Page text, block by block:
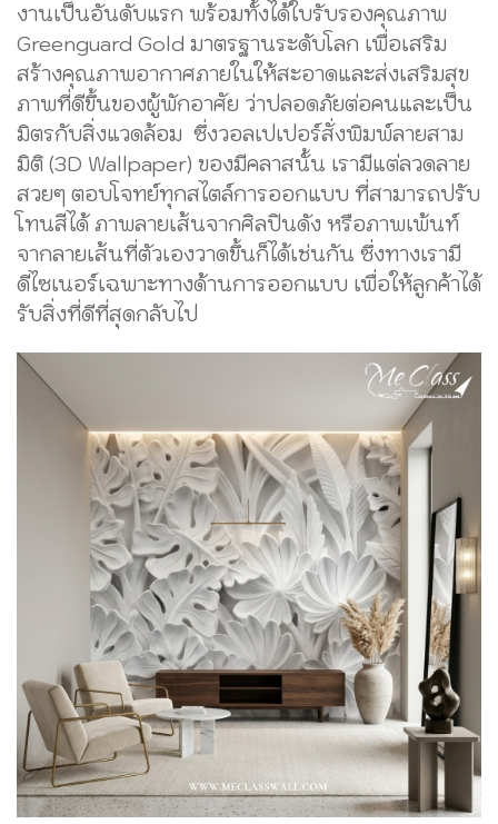
งานเป็นอันดับแรก พร้อมทั้งได้ใบรับรองคุณภาพ
Greenguard Gold มาตรฐานระดับโลก เพื่อเสริม
สร้างคุณภาพอากาศภายในให้สะอาดและส่งเสริมสุข
ภาพที่ดีขึ้นของผู้พักอาศัย ว่าปลอดภัยต่อคนและเป็น
มิตรกับสิ่งแวดล้อม ซึ่งวอลเปเปอร์สั่งพิมพ์ลายสาม
มิติ (3D Wallpaper) ของมีคลาสนั้น เรามีแต่ลวดลาย
สวยๆ ตอบโจทย์ทุกสไตล์การออกแบบ ที่สามารถปรับ
โทนสีได้ ภาพลายเส้นจากศิลปินดัง หรือภาพเพ้นท์
จากลายเส้นที่ตัวเองวาดขึ้นก็ได้เช่นกัน ซึ่งทางเรามี
ดีไซเนอร์เฉพาะทางด้านการออกแบบ เพื่อให้ลูกค้าได้
รับสิ่งที่ดีที่สุดกลับไป